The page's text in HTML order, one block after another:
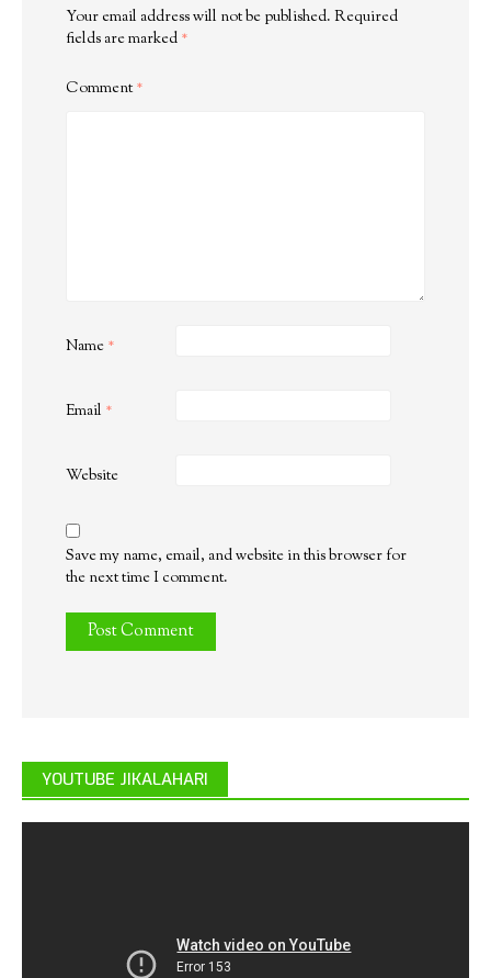
Your email address will not be published. Required
fields are marked *
Comment*
Name *
Email *
Website
Save my name, email, and website in this browser for
the next time I comment.
YOUTUBE JIKALAHARI